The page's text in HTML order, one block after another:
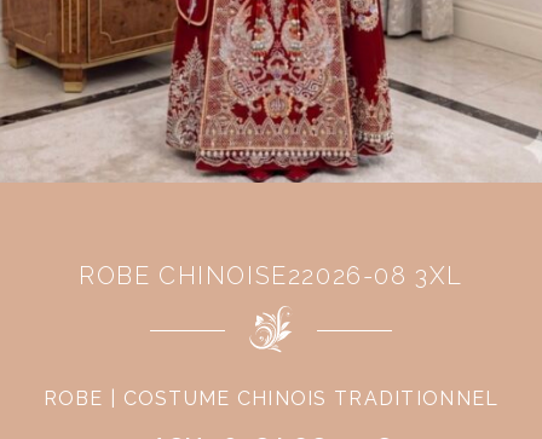
ROBE CHINOISE22026-08 3XL
ROBE | COSTUME CHINOIS TRADITIONNEL